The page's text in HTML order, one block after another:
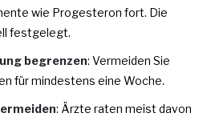
wie Progesteron fort. Die
festgelegt.
begrenzen: Vermeiden Sie
für mindestens eine Woche.
: Ärzte raten meist davon